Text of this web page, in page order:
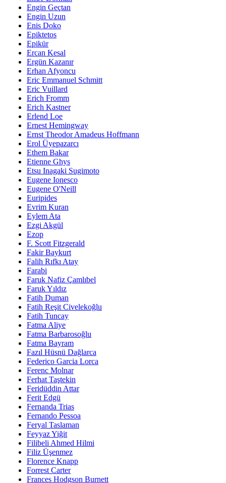
Engin Geçtan
Engin Uzun
Enis Doko
Epiktetos
Epikür
Ercan Kesal
Ergün Kazanır
Erhan Afyoncu
Eric Emmanuel Schmitt
Eric Vuillard
Erich Fromm
Erich Kastner
Erlend Loe
Ernest Hemingway
Ernst Theodor Amadeus Hoffmann
Erol Üyepazarcı
Ethem Bakar
Etienne Ghys
Etsu Inagaki Sugimoto
Eugene Ionesco
Eugene O'Neill
Euripides
Evrim Kuran
Eylem Ata
Ezgi Akgül
Ezop
F. Scott Fitzgerald
Fakir Baykurt
Falih Rıfkı Atay
Farabi
Faruk Nafiz Çamlıbel
Faruk Yıldız
Fatih Duman
Fatih Reşit Civelekoğlu
Fatih Tuncay
Fatma Aliye
Fatma Barbarosoğlu
Fatma Bayram
Fazıl Hüsnü Dağlarca
Federico Garcia Lorca
Ferenc Molnar
Ferhat Taştekin
Feridüddin Attar
Ferit Edgü
Fernanda Trias
Fernando Pessoa
Feryal Taslaman
Feyyaz Yiğit
Filibeli Ahmed Hilmi
Filiz Üşenmez
Florence Knapp
Forrest Carter
Frances Hodgson Burnett